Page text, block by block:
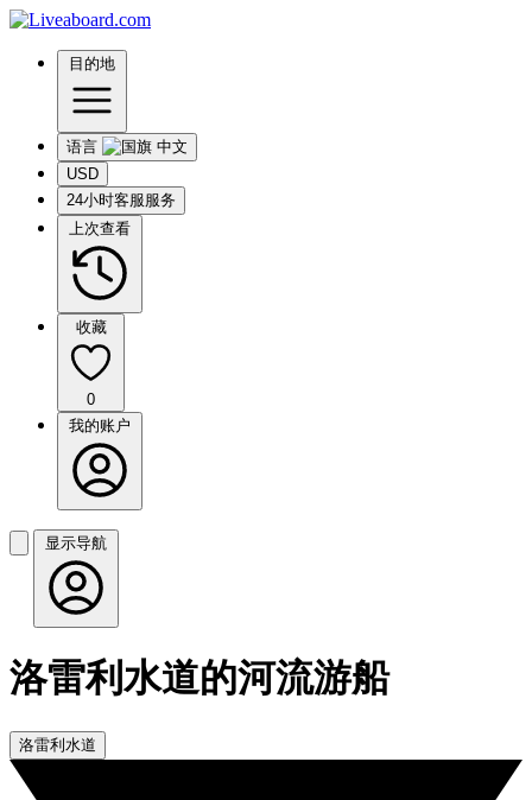
目的地
语言
USD
24小时客服服务
上次查看
收藏
0
我的账户
显示导航
洛雷利水道的河流游船
洛雷利水道